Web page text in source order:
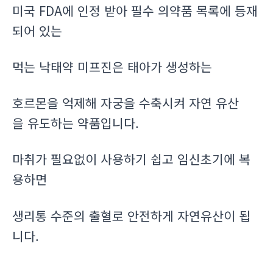
미국 FDA에 인정 받아 필수 의약품 목록에 등재
되어 있는
먹는 낙태약 미프진은 태아가 생성하는
호르몬을 억제해 자궁을 수축시켜 자연 유산
을 유도하는 약품입니다.
마취가 필요없이 사용하기 쉽고 임신초기에 복
용하면
생리통 수준의 출혈로 안전하게 자연유산이 됩
니다.